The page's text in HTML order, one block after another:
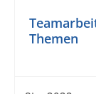
Themen